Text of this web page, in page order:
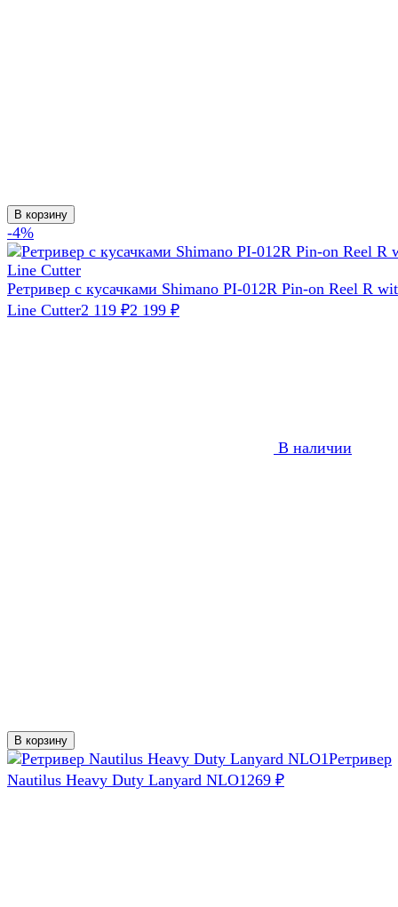
В корзину
-4%
Ретривер с кусачками Shimano PI-012R Pin-on Reel R
Line Cutter2 119 ₽2 199 ₽
В наличии
В корзину
Ретривер
Nautilus Heavy Duty Lanyard NLO1 269 ₽